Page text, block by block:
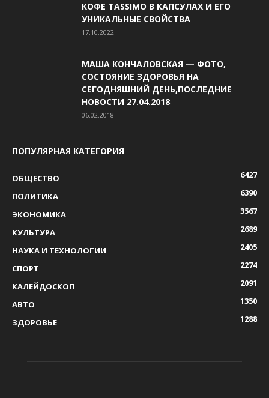
КОФЕ TASSIMO В КАПСУЛАХ И ЕГО
УНИКАЛЬНЫЕ СВОЙСТВА
17.10.2022
МАША КОНЧАЛОВСКАЯ — ФОТО,
СОСТОЯНИЕ ЗДОРОВЬЯ НА
СЕГОДНЯШНИЙ ДЕНЬ,ПОСЛЕДНИЕ
НОВОСТИ 27.04.2018
06.02.2018
ПОПУЛЯРНАЯ КАТЕГОРИЯ
ОБЩЕСТВО
6427
ПОЛИТИКА
6390
ЭКОНОМИКА
3567
КУЛЬТУРА
2689
НАУКА И ТЕХНОЛОГИИ
2405
СПОРТ
2274
КАЛЕЙДОСКОП
2091
АВТО
1350
ЗДОРОВЬЕ
1288